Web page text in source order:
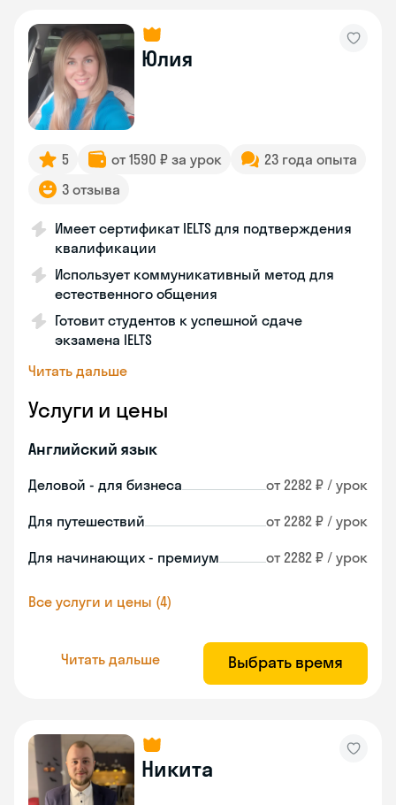
Юлия
5 от 1590 ₽ за урок
23 года опыта
3 отзыва
Имеет сертификат IELTS для подтверждения
квалификации
Использует коммуникативный метод для
естественного общения
Готовит студентов к успешной сдаче
экзамена IELTS
Читать дальше
Услуги и цены
Английский язык
Деловой - для бизнеса от 2282 ₽ / урок
Для путешествий от 2282 ₽ / урок
Для начинающих - премиум от 2282 ₽ / урок
Все услуги и цены (4)
Читать дальше Выбрать время
Никита